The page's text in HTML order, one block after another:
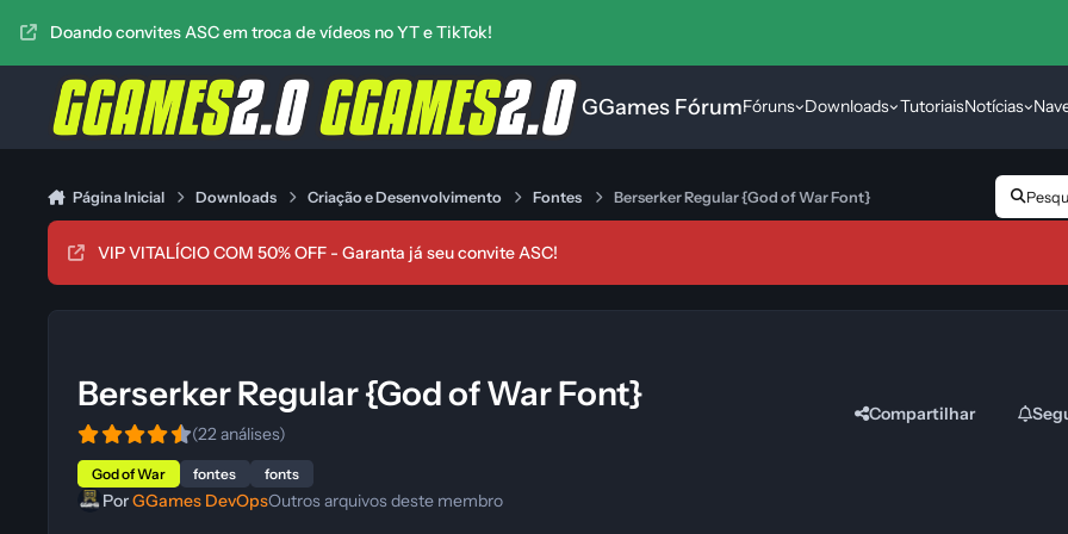
Doando convites ASC em troca de vídeos no YT e TikTok!
GGames FórumFóruns Downloads TutoriaisNotícias
Página Inicial Downloads Criação e Desenvolvimento Fontes Berserker Regular {God of War Font}
VIP VITALÍCIO COM 50% OFF - Garanta já seu convite ASC!
Berserker Regular {God of War Font}
(22 análises)
God of War fontes fonts
Compartilhar
PorGGames DevOpsOutros arquivos deste membro